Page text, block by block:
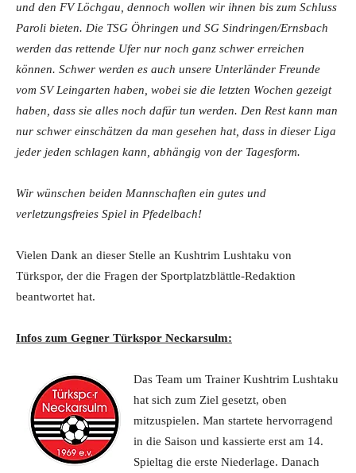
und den FV Löchgau, dennoch wollen wir ihnen bis zum Schluss
Paroli bieten. Die TSG Öhringen und SG Sindringen/Ernsbach
werden das rettende Ufer nur noch ganz schwer erreichen
können. Schwer werden es auch unsere Unterländer Freunde
vom SV Leingarten haben, wobei sie die letzten Wochen gezeigt
haben, dass sie alles noch dafür tun werden. Den Rest kann man
nur schwer einschätzen da man gesehen hat, dass in dieser Liga
jeder jeden schlagen kann, abhängig von der Tagesform.
Wir wünschen beiden Mannschaften ein gutes und
verletzungsfreies Spiel in Pfedelbach!
Vielen Dank an dieser Stelle an Kushtrim Lushtaku von
Türkspor, der die Fragen der Sportplatzblättle-Redaktion
beantwortet hat.
Infos zum Gegner Türkspor Neckarsulm:
Das Team um Trainer Kushtrim Lushtaku
hat sich zum Ziel gesetzt, oben
mitzuspielen. Man startete hervorragend
in die Saison und kassierte erst am 14.
Spieltag die erste Niederlage. Danach